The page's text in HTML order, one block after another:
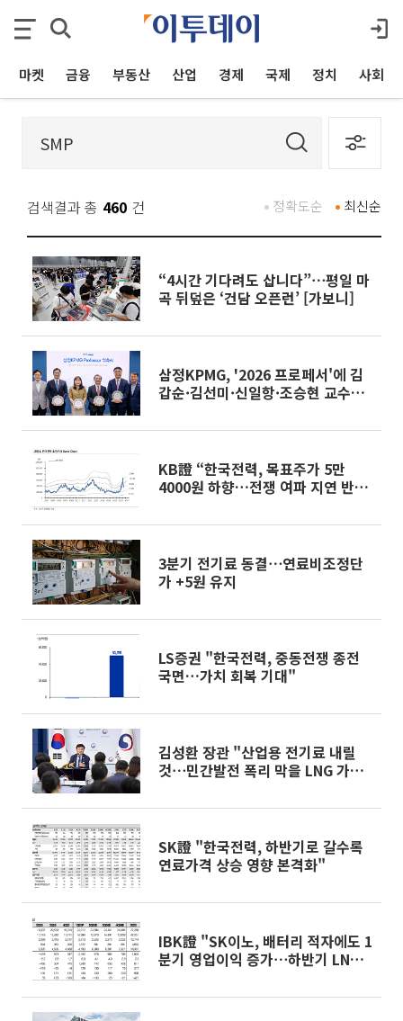
마켓 금융 부동산 산업 경제 국제 정치 사회
검색결과 총 460 건 최신순
정확도순
“4시간 기다려도 삽니다”⋯평일 마
곡 뒤덮은 ‘건담 오픈런’ [가보니]
삼정KPMG, '2026 프로페서'에 김
갑순·김선미·신일항·조승현 교수
KB證 “한국전력, 목표주가 5만
4000원 하향…전쟁 여파 지연 반영
3분기 전기료 동결⋯연료비조정단
가 +5원 유지
LS증권 "한국전력, 중동전쟁 종전
국면…가치 회복 기대"
김성환 장관 "산업용 전기료 내릴
것⋯민간발전 폭리 막을 LNG 가격
SK證 "한국전력, 하반기로 갈수록
연료가격 상승 영향 본격화"
IBK證 "SK이노, 배터리 적자에도 1
분기 영업이익 증가⋯하반기 LNG